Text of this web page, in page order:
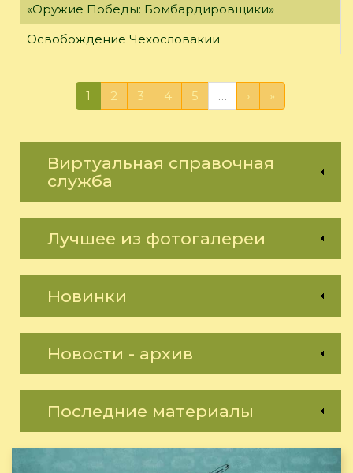
«Оружие Победы: Бомбардировщики»
Освобождение Чехословакии
1 2 3 4 5 … › »
Виртуальная справочная
служба
Лучшее из фотогалереи
Новинки
Новости - архив
Последние материалы